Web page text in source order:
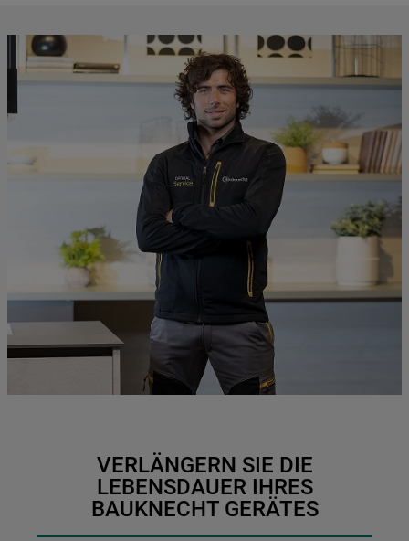
VERLÄNGERN SIE DIE
LEBENSDAUER IHRES
BAUKNECHT GERÄTES